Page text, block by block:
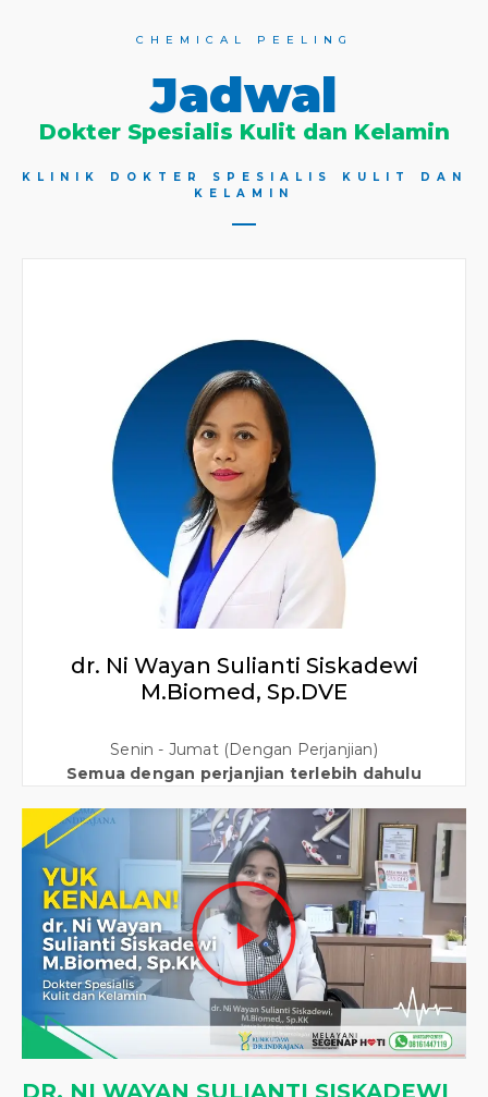
CHEMICAL PEELING
Jadwal
Dokter Spesialis Kulit dan Kelamin
KLINIK DOKTER SPESIALIS KULIT DAN
KELAMIN
dr. Ni Wayan Sulianti Siskadewi
M.Biomed, Sp.DVE
Senin - Jumat (Dengan Perjanjian)
Semua dengan perjanjian terlebih dahulu
DR. NI WAYAN SULIANTI SISKADEWI